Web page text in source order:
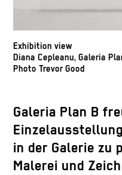
Exhibition view
Diana Cepleanu, Galeria
Photo Trevor Good
Galeria Plan B
in der Galerie zu
Malerei und